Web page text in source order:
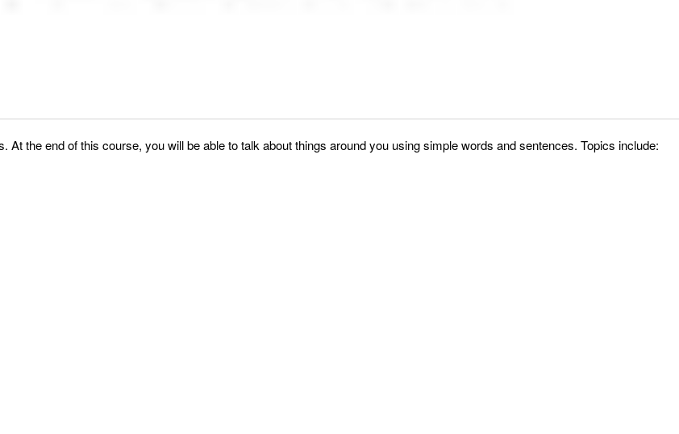
the end of this course, you will be able to talk about things around you using simple words and sentences. Topics include: